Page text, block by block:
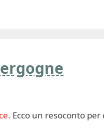
. Ecco un resoconto